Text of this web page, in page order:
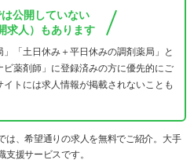
公開していない
求人）もあります
」「土日休み＋平日休みの調剤薬局」と
薬剤師」に登録済みの方に優先的にご
トには求人情報が掲載されないことも
は、希望通りの求人を無料でご紹介。大手
援サービスです。